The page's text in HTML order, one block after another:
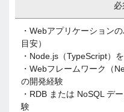
・Webアプリケーション
目安）
・Node.js（TypeScript）
・Webフレームワーク（
の開発経験
・RDB または NoSQL デ
験